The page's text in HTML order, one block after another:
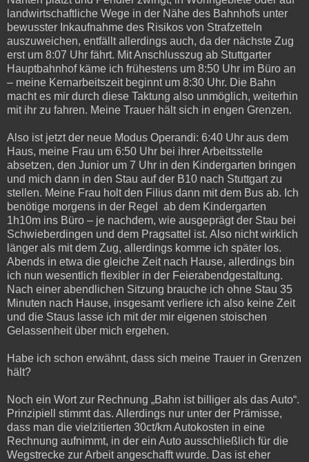
landwirtschaftliche Wege in der Nähe des Bahnhofs unter
bewusster Inkaufnahme des Risikos von Strafzetteln
auszuweichen, entfällt allerdings auch, da der nächste Zug
erst um 8:07 Uhr fährt. Mit Anschlusszug ab Stuttgarter
Hauptbahnhof käme ich frühestens um 8:50 Uhr im Büro an
– meine Kernarbeitszeit beginnt um 8:30 Uhr. Die Bahn
macht es mir durch diese Taktung also unmöglich, weiterhin
mit ihr zu fahren. Meine Trauer hält sich in engen Grenzen.
Also ist jetzt der neue Modus Operandi: 6:40 Uhr aus dem
Haus, meine Frau um 6:50 Uhr bei ihrer Arbeitsstelle
absetzen, den Junior um 7 Uhr in den Kindergarten bringen
und mich dann in den Stau auf der B10 nach Stuttgart zu
stellen. Meine Frau holt den Filius dann mit dem Bus ab. Ich
benötige morgens in der Regel ab dem Kindergarten
1h10m ins Büro – je nachdem, wie ausgeprägt der Stau bei
Schwieberdingen und dem Pragsattel ist. Also nicht wirklich
länger als mit dem Zug, allerdings komme ich später los.
Abends in etwa die gleiche Zeit nach Hause, allerdings bin
ich nun wesentlich flexibler in der Feierabendgestaltung.
Nach einer abendlichen Sitzung brauche ich ohne Stau 35
Minuten nach Hause, insgesamt verliere ich also keine Zeit
und die Staus lasse ich mit der mir eigenen stoischen
Gelassenheit über mich ergehen.
Habe ich schon erwähnt, dass sich meine Trauer in Grenzen
hält?
Noch ein Wort zur Rechnung „Bahn ist billiger als das Auto“.
Prinzipiell stimmt das. Allerdings nur unter der Prämisse,
dass man die vielzitierten 30ct/km Autokosten in eine
Rechnung aufnimmt, in der ein Auto ausschließlich für die
Wegstrecke zur Arbeit angeschafft wurde. Das ist eher